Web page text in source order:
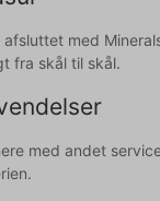
med
fra skål til skål.
med andet